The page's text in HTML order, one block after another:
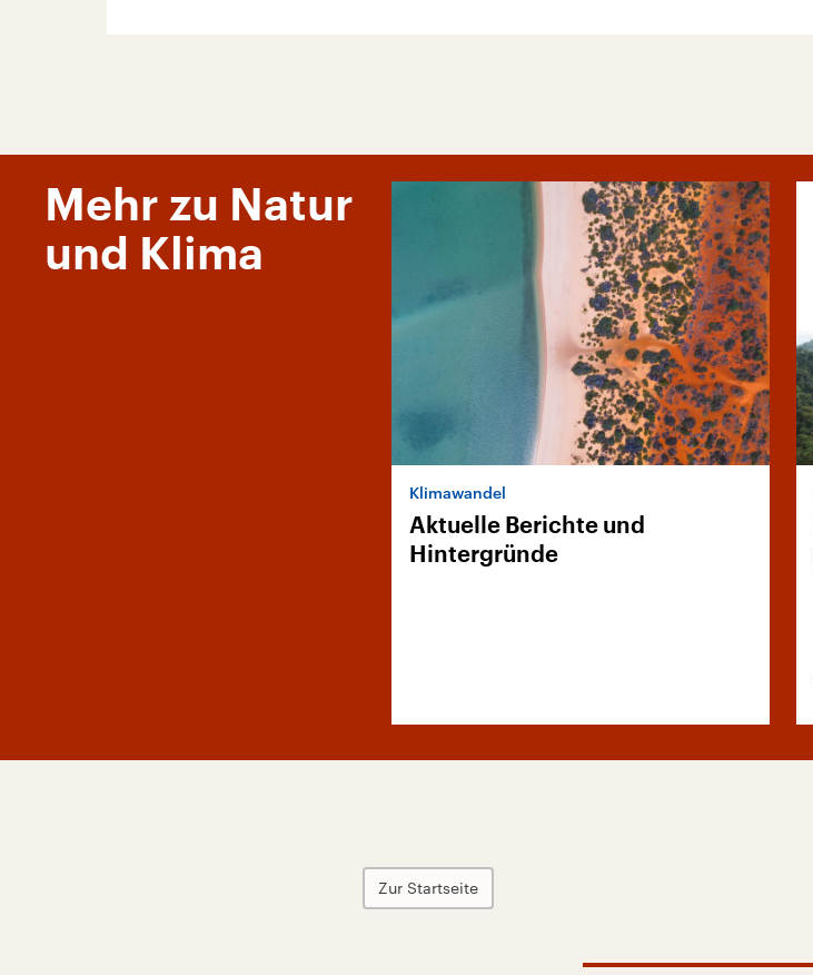
Mehr zu Natur
und Klima
Klimawandel
Aktuelle Berichte und
Hintergründe
Zur Startseite